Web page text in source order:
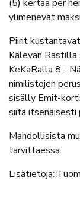
(5) kertaa per
ylimenevät
Piirit
Kalevan Rastilla
KeKaRalla 8,-.
nimilistojen
sisälly Emit-
siitä itsenäisesti
Mahdollisista
tarvittaessa.
Lisätietoja: